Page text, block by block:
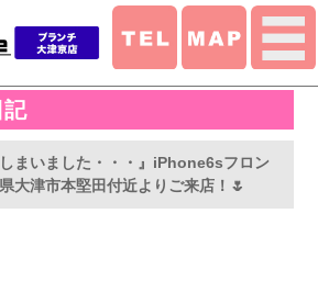
まいました・・・』iPhone6sフロン
大津市本堅田付近よりご来店！🌷